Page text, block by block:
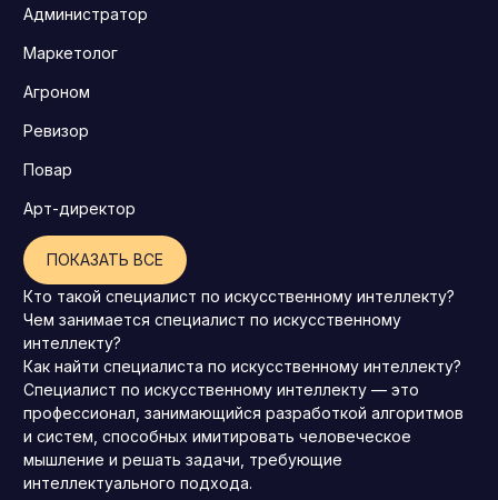
Администратор
Маркетолог
Агроном
Ревизор
Повар
Арт-директор
ПОКАЗАТЬ ВСЕ
Кто такой специалист по искусственному интеллекту?
Чем занимается специалист по искусственному
интеллекту?
Как найти специалиста по искусственному интеллекту?
Специалист по искусственному интеллекту — это
профессионал, занимающийся разработкой алгоритмов
и систем, способных имитировать человеческое
мышление и решать задачи, требующие
интеллектуального подхода.